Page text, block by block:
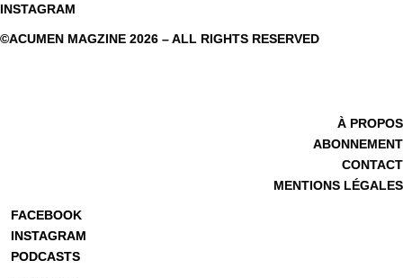
INSTAGRAM
©ACUMEN MAGZINE 2026 – ALL RIGHTS RESERVED
À PROPOS
ABONNEMENT
CONTACT
MENTIONS LÉGALES
FACEBOOK
INSTAGRAM
PODCASTS